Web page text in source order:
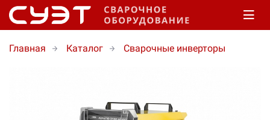
Главная Каталог Сварочные инверторы